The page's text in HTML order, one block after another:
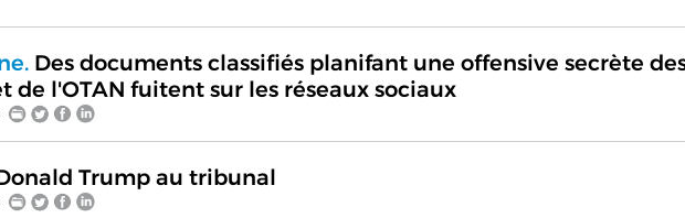
Des documents classifiés planifant une offensive secrète
de l'OTAN fuitent sur les réseaux sociaux
Trump au tribunal